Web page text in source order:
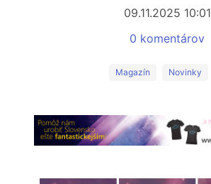
09.11.2025 10:01
0 komentárov
Magazín Novinky